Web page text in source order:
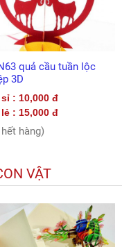
quả cầu tuần lộc
3D
: 10,000 đ
: 15,000 đ
hàng)
VẬT